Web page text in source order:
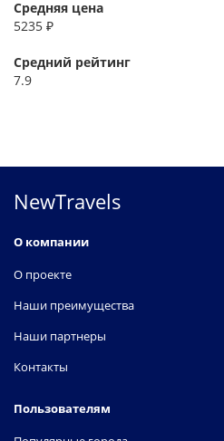
Средняя цена
5235 ₽
Средний рейтинг
7.9
NewTravels
О компании
О проекте
Наши преимущества
Наши партнеры
Контакты
Пользователям